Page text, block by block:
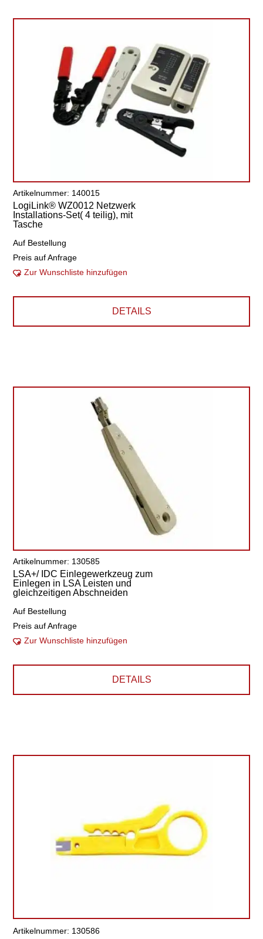
Artikelnummer: 140015
LogiLink® WZ0012 Netzwerk
Installations-Set( 4 teilig), mit
Tasche
Auf Bestellung
Preis auf Anfrage
Zur Wunschliste hinzufügen
DETAILS
Artikelnummer: 130585
LSA+/ IDC Einlegewerkzeug zum
Einlegen in LSA Leisten und
gleichzeitigen Abschneiden
Auf Bestellung
Preis auf Anfrage
Zur Wunschliste hinzufügen
DETAILS
Artikelnummer: 130586